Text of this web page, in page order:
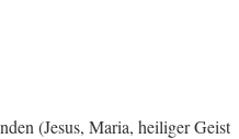
(Jesus, Maria, heiliger Geist